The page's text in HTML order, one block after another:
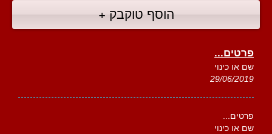
הוסף טוקבק +
פרטים...
שם או כינוי
29/06/2019
פרטים...
שם או כינוי